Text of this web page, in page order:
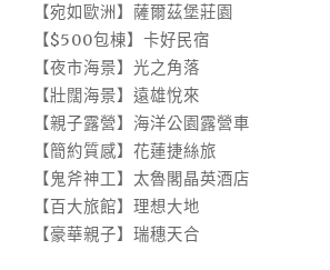
【宛如歐洲】薩爾茲堡莊園
【$500包棟】卡好民宿
【夜市海景】光之角落
【壯闊海景】遠雄悅來
【親子露營】海洋公園露營車
【簡約質感】花蓮捷絲旅
【鬼斧神工】太魯閣晶英酒店
【百大旅館】理想大地
【豪華親子】瑞穗天合